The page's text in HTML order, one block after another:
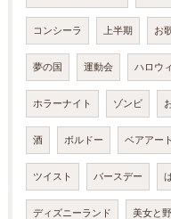
コンシーラ 上半期 お
夢の国 運動会 ハロウ
ホラーナイト ゾンビ
酒 ボルドー ベアアート
ツイスト バースデー
ディズニーランド 美女と